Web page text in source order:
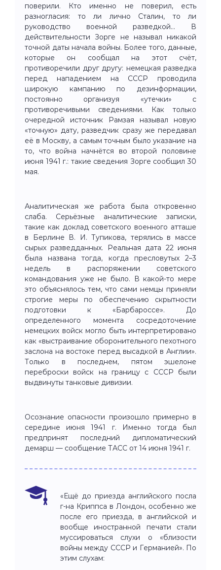
поверили. Кто именно не поверил, есть
разногласия: то ли лично Сталин, то ли
руководство военной разведкой… В
действительности Зорге не называл никакой
точной даты начала войны. Более того, данные,
которые он сообщал на этот счёт,
противоречили друг другу: немецкая разведка
перед нападением на СССР проводила
широкую кампанию по дезинформации,
постоянно организуя «утечки» с
противоречивыми сведениями. Как только
очередной источник Рамзая называл новую
«точную» дату, разведчик сразу же передавал
её в Москву, а самым точным было указание на
то, что война начнётся во второй половине
июня 1941 г.: такие сведения Зорге сообщил 30
мая.
Аналитическая же работа была откровенно
слаба. Серьёзные аналитические записки,
такие как доклад советского военного атташе
в Берлине В. И. Тупикова, терялись в массе
сырых разведданных. Реальная дата 22 июня
была названа тогда, когда пресловутых 2–3
недель в распоряжении советского
командования уже не было. В какой-то мере
это объяснялось тем, что сами немцы приняли
строгие меры по обеспечению скрытности
подготовки к «Барбароссе». До
определенного момента сосредоточение
немецких войск могло быть интерпретировано
как «выстраивание оборонительного пехотного
заслона на востоке перед высадкой в Англии».
Только в последнем, пятом эшелоне
переброски войск на границу с СССР были
выдвинуты танковые дивизии.
Осознание опасности произошло примерно в
середине июня 1941 г. Именно тогда был
предпринят последний дипломатический
демарш — сообщение ТАСС от 14 июня 1941 г.
«Ещё до приезда английского посла
г-на Криппса в Лондон, особенно же
после его приезда, в английской и
вообще иностранной печати стали
муссироваться слухи о «близости
войны между СССР и Германией». По
этим слухам: